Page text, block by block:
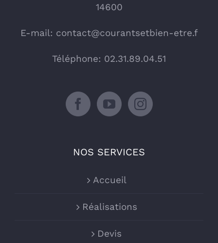
14600
E-mail: contact@courantsetbien-etre.f
Téléphone: 02.31.89.04.51
NOS SERVICES
Accueil
Réalisations
Devis